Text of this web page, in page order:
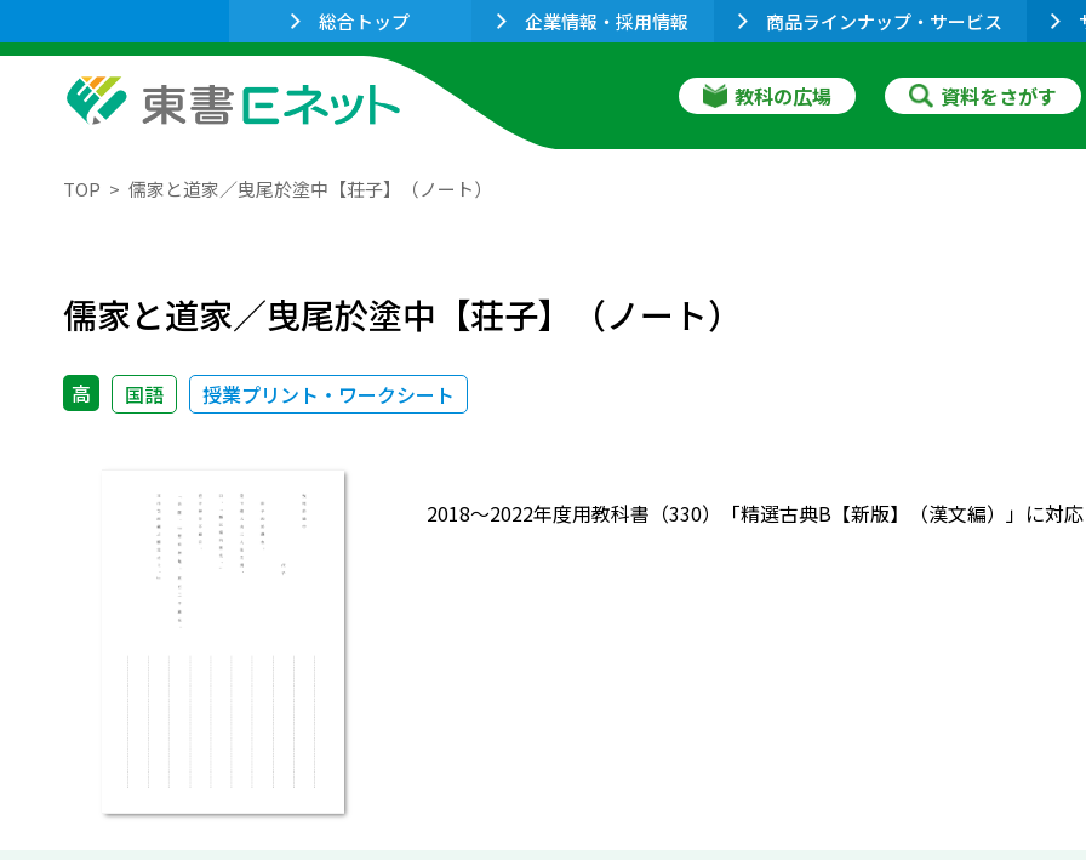
総合トップ 企業情報・採用情報 商品ラインナップ・サービス
教科の広場 資料をさがす
TOP 儒家と道家／曳尾於塗中【荘子】（ノート）
儒家と道家／曳尾於塗中【荘子】（ノート）
高 国語 授業プリント・ワークシート
2018～2022年度用教科書（330）「精選古典B【新版】（漢文編）」に対